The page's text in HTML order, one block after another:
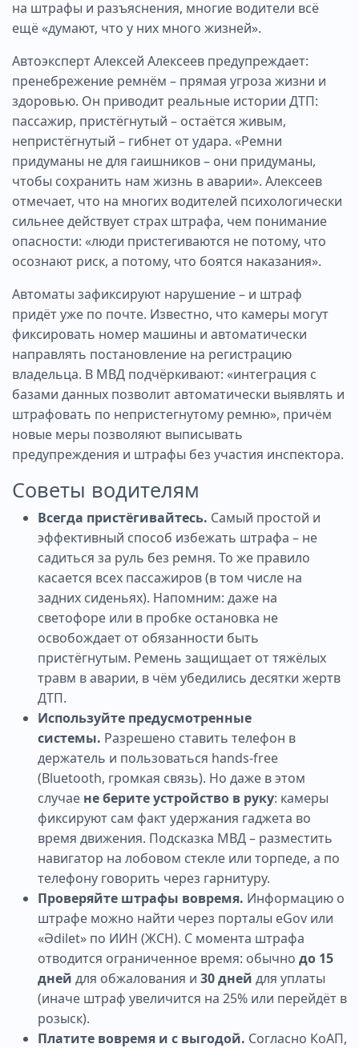
на штрафы и разъяснения, многие водители всё
ещё «думают, что у них много жизней».
Автоэксперт Алексей Алексеев предупреждает:
пренебрежение ремнём – прямая угроза жизни и
здоровью. Он приводит реальные истории ДТП:
пассажир, пристёгнутый – остаётся живым,
непристёгнутый – гибнет от удара. «Ремни
придуманы не для гаишников – они придуманы,
чтобы сохранить нам жизнь в аварии». Алексеев
отмечает, что на многих водителей психологически
сильнее действует страх штрафа, чем понимание
опасности: «люди пристегиваются не потому, что
осознают риск, а потому, что боятся наказания».
Автоматы зафиксируют нарушение – и штраф
придёт уже по почте. Известно, что камеры могут
фиксировать номер машины и автоматически
направлять постановление на регистрацию
владельца. В МВД подчёркивают: «интеграция с
базами данных позволит автоматически выявлять и
штрафовать по непристегнутому ремню», причём
новые меры позволяют выписывать
предупреждения и штрафы без участия инспектора.
Советы водителям
Всегда пристёгивайтесь. Самый простой и
эффективный способ избежать штрафа – не
садиться за руль без ремня. То же правило
касается всех пассажиров (в том числе на
задних сиденьях). Напомним: даже на
светофоре или в пробке остановка не
освобождает от обязанности быть
пристёгнутым. Ремень защищает от тяжёлых
травм в аварии, в чём убедились десятки жертв
ДТП.
Используйте предусмотренные
системы. Разрешено ставить телефон в
держатель и пользоваться hands-free
(Bluetooth, громкая связь). Но даже в этом
случае не берите устройство в руку: камеры
фиксируют сам факт удержания гаджета во
время движения. Подсказка МВД – разместить
навигатор на лобовом стекле или торпеде, а по
телефону говорить через гарнитуру.
Проверяйте штрафы вовремя. Информацию о
штрафе можно найти через порталы eGov или
«Әdilet» по ИИН (ЖСН). С момента штрафа
отводится ограниченное время: обычно до 15
дней для обжалования и 30 дней для уплаты
(иначе штраф увеличится на 25% или перейдёт в
розыск).
Платите вовремя и с выгодой. Согласно КоАП,